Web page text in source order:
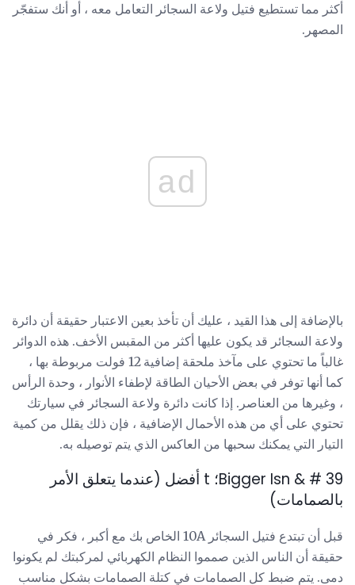
أكثر مما تستطيع فتيل ولاعة السجائر التعامل معه ، أو أنك ستفجّر
المصهر.
ad
بالإضافة إلى هذا القيد ، عليك أن تأخذ بعين الاعتبار حقيقة أن دائرة
ولاعة السجائر قد يكون عليها أكثر من المقبس الأخف. هذه الدوائر
غالباً ما تحتوي على مآخذ ملحقة إضافية 12 فولت مربوطة بها ،
كما أنها توفر في بعض الأحيان الطاقة لإطفاء الأنوار ، وحدة الرأس
، وغيرها من العناصر. إذا كانت دائرة ولاعة السجائر في سيارتك
تحتوي على أي من هذه الأحمال الإضافية ، فإن ذلك يقلل من كمية
التيار التي يمكنك سحبها من العاكس الذي يتم توصيله به.
Bigger Isn & # 39؛ t أفضل (عندما يتعلق الأمر
بالصمامات)
قبل أن تبتدع فتيل السجائر 10A الخاص بك مع أكبر ، فكر في
حقيقة أن الناس الذين صمموا النظام الكهربائي لمركبتك لم يكونوا
دمى. يتم ضبط كل الصمامات في كتلة الصمامات بشكل مناسب